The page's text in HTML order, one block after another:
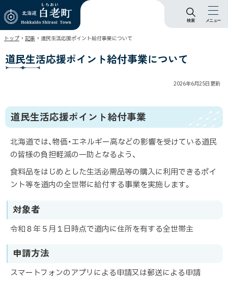
北海道 白老町
Hokkaido Shiraoi
Town
メニュー
検索
トップ › 記事 › 道民生活応援ポイント給付事業について
道民生活応援ポイント給付事業について
2026年6月25日 更新
道民生活応援ポイント給付事業
北海道では、物価・エネルギー高などの影響を受けている道民
の皆様の負担軽減の一助となるよう、
食料品をはじめとした生活必需品等の購入に利用できるポイ
ント等を道内の全世帯に給付する事業を実施します。
対象者
令和８年５月１日時点で道内に住所を有する全世帯主
申請方法
スマートフォンのアプリによる申請又は郵送による申請